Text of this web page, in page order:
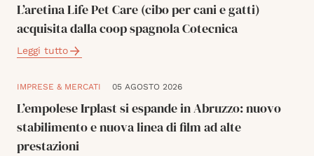
L’aretina Life Pet Care (cibo per cani e gatti)
acquisita dalla coop spagnola Cotecnica
Leggi tutto
IMPRESE & MERCATI 05 AGOSTO 2026
L’empolese Irplast si espande in Abruzzo: nuovo
stabilimento e nuova linea di film ad alte
prestazioni